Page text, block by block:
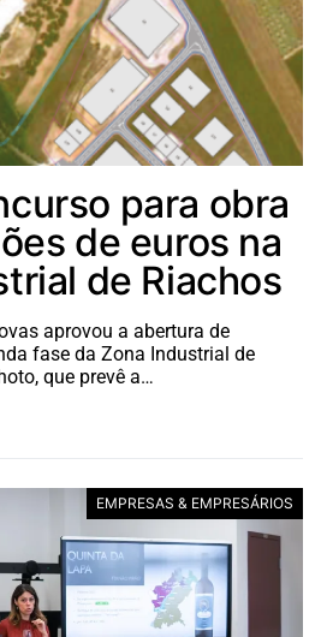
para obra
de euros na
de Riachos
aprovou a abertura de
fase da Zona Industrial de
que prevê a…
EMPRESAS & EMPRESÁRIOS